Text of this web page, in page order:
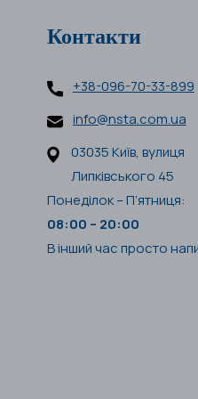
Контакти
+38-096-70-33-899
info@nsta.com.ua
03035 Київ, вулиця
Липківського 45
Понеділок – П’ятниця:
08:00 – 20:00
В інший час просто